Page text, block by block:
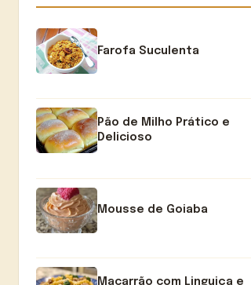
Farofa Suculenta
Pão de Milho Prático e
Delicioso
Mousse de Goiaba
Macarrão com Linguiça e